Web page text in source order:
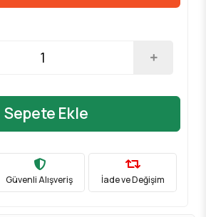
Sepete Ekle
Güvenli Alışveriş İade ve Değişim